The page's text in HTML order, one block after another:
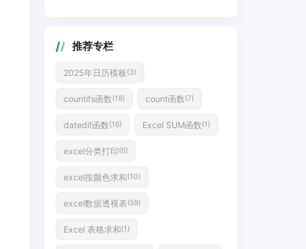
推荐专栏
2025年日历模板 (3)
countifs函数(18) count函数(7)
datedif函数(16) Excel SUM函数(1)
excel分类打印(6)
excel按颜色求和(10)
excel数据透视表(59)
Excel 表格求和(1)